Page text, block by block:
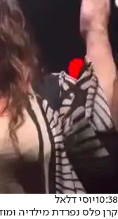
10:38יוסי דלאל
קרן פלס נפרדת מילדיה